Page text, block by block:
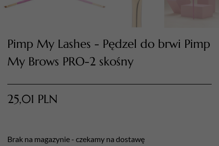
TWÓJ KOSZYK (
Suma koszyka (
Pimp My Lashes - Pędzel do brwi Pimp
My Brows PRO-2 skośny
25,01 PLN
Brak na magazynie - czekamy na dostawę